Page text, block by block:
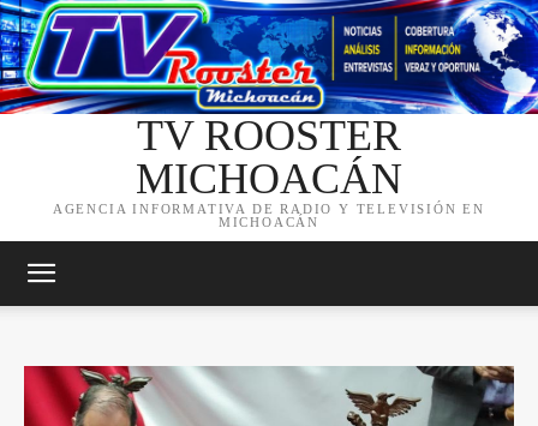
TV ROOSTER
MICHOACÁN
AGENCIA INFORMATIVA DE RADIO Y TELEVISIÓN EN
MICHOACÁN